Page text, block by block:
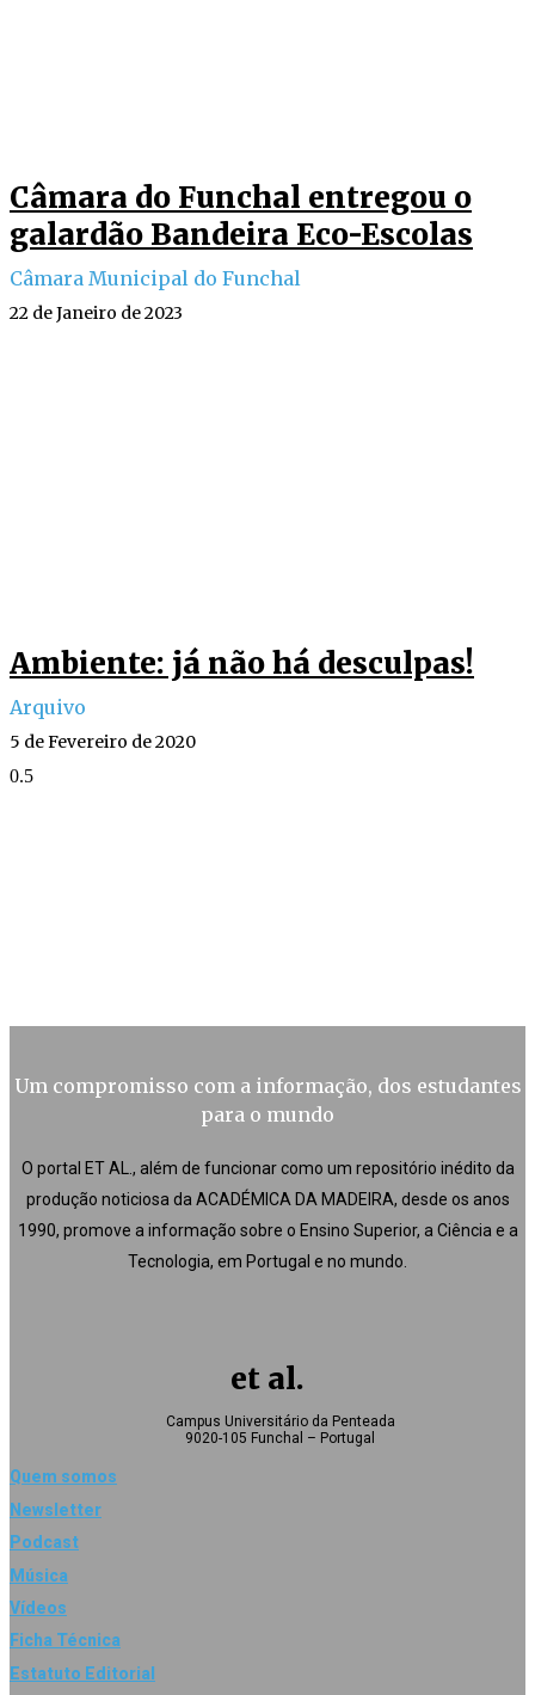
Câmara do Funchal entregou o
galardão Bandeira Eco-Escolas
Câmara Municipal do Funchal
22 de Janeiro de 2023
Ambiente: já não há desculpas!
Arquivo
5 de Fevereiro de 2020
Um compromisso com a informação, dos estudantes
para o mundo
O portal ET AL., além de funcionar como um repositório inédito da
produção noticiosa da ACADÉMICA DA MADEIRA, desde os anos
1990, promove a informação sobre o Ensino Superior, a Ciência e a
Tecnologia, em Portugal e no mundo.
et al.
Campus Universitário da Penteada
9020-105 Funchal – Portugal
Quem somos
Newsletter
Podcast
Música
Vídeos
Ficha Técnica
Estatuto Editorial